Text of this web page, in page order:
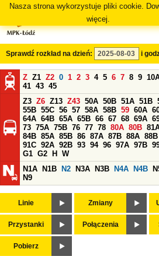
Nasza strona wykorzystuje pliki cookie.
więcej.
Sprawdź rozkład na dzień: i
Z Z1 Z2 0 1 2 3 4 5 6 7 8 9
41 43 45
Z3 Z6 Z13 Z43 50A 50B 51A 51B
55B 55C 56 57 58A 58B 59 60A
64A 64B 65A 65B 66 67 68 69A
73 75A 75B 76 77 78 80A 80B
84B 85A 85B 86 87A 87B 88A 88B
91C 92A 92B 93 94 96 97A 97B
G1 G2 H
W
N1A
N1B N2 N3A N3B N4A N4B
N9
Linie Zmiany
Przystanki Połączenia
Pobierz